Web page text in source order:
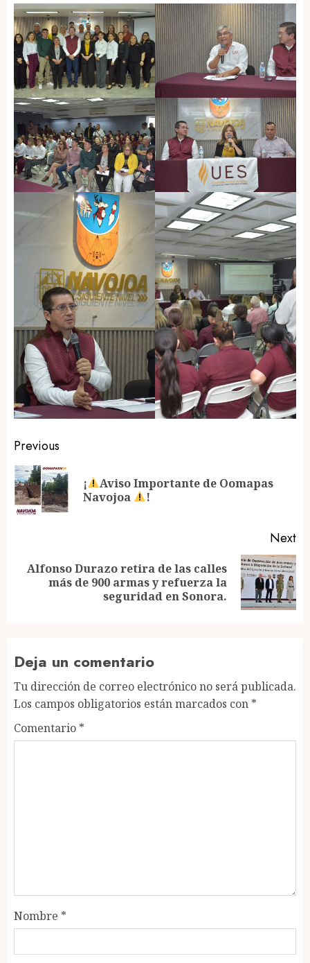
Post
navigation
Previous
¡
Aviso Importante de Oomapas
Navojoa
!
Next
Next
Alfonso Durazo retira de las calles
más de 900 armas y refuerza la
seguridad en Sonora.
Deja un comentario
Tu dirección de correo electrónico no será publicada.
Los campos obligatorios están marcados con *
Comentario *
Nombre *